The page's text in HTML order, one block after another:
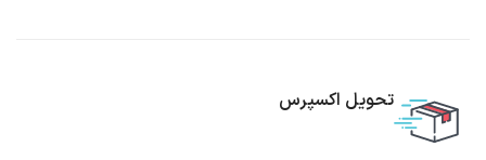
تحویل اکسپرس